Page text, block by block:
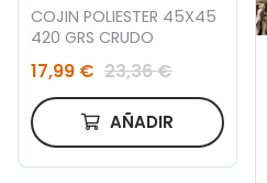
COJIN POLIESTER 45X45
420 GRS CRUDO
17,99 € 23,36 €
AÑADIR